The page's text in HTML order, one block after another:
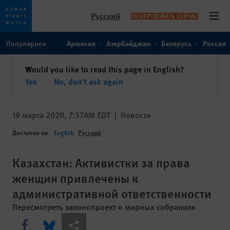
toto
content
Русский ПОЖЕРТВОВАТЬ СЕЙЧАС
Популярное Армения Азербайджан Беларусь Россия
Would you like to read this page in English?
Yes
No, don't ask again
✕закрыть
19 марта 2020, 7:57AM EDT | Новости
Доступно на English Русский
Казахстан: Активистки за права
женщин привлечены к
административной ответственности
Пересмотреть законопроект о мирных собраниях
Share this via Facebook
Share this via Bluesky
Share this via Поделиться